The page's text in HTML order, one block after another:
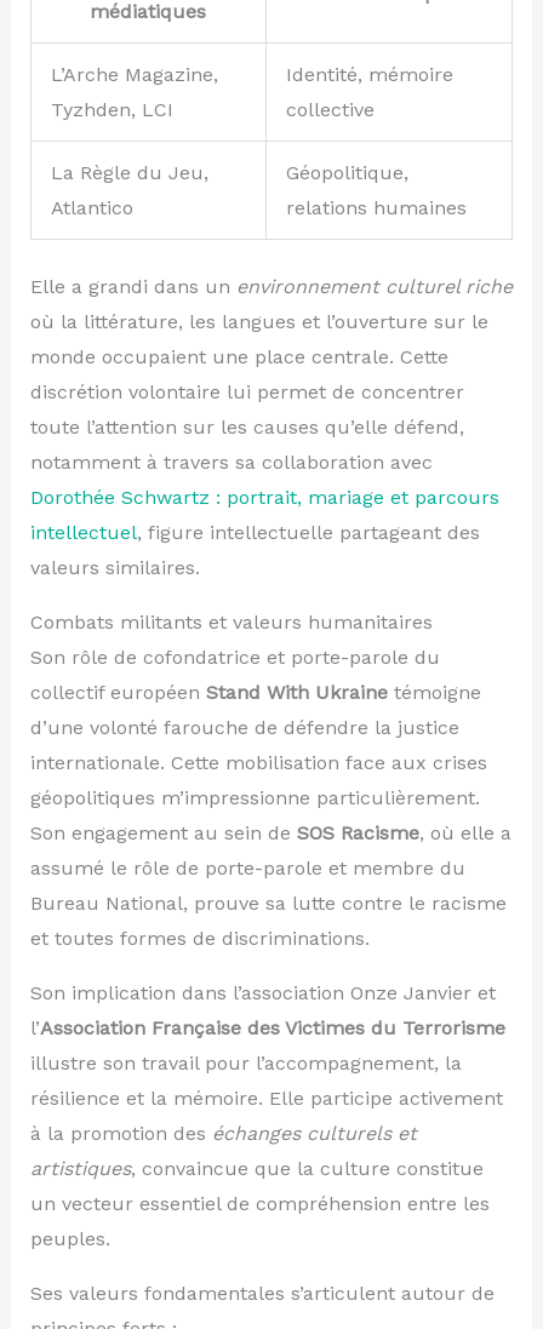
médiatiques
L’Arche Magazine,
Tyzhden, LCI
Identité, mémoire
collective
La Règle du Jeu,
Atlantico
Géopolitique,
relations humaines
Elle a grandi dans un environnement culturel riche
où la littérature, les langues et l’ouverture sur le
monde occupaient une place centrale. Cette
discrétion volontaire lui permet de concentrer
toute l’attention sur les causes qu’elle défend,
notamment à travers sa collaboration avec
Dorothée Schwartz : portrait, mariage et parcours
intellectuel, figure intellectuelle partageant des
valeurs similaires.
Combats militants et valeurs humanitaires
Son rôle de cofondatrice et porte-parole du
collectif européen Stand With Ukrainetémoigne
d’une volonté farouche de défendre la justice
internationale. Cette mobilisation face aux crises
géopolitiques m’impressionne particulièrement.
Son engagement au sein de SOS Racisme, où elle a
assumé le rôle de porte-parole et membre du
Bureau National, prouve sa lutte contre le racisme
et toutes formes de discriminations.
Son implication dans l’association Onze Janvier et
l’Association Française des Victimes du Terrorisme
illustre son travail pour l’accompagnement, la
résilience et la mémoire. Elle participe activement
à la promotion des échanges culturels et
artistiques, convaincue que la culture constitue
un vecteur essentiel de compréhension entre les
peuples.
Ses valeurs fondamentales s’articulent autour de